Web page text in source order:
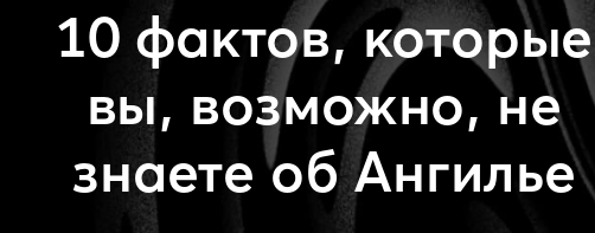
10 фактов, которые
вы, возможно, не
знаете об Ангилье